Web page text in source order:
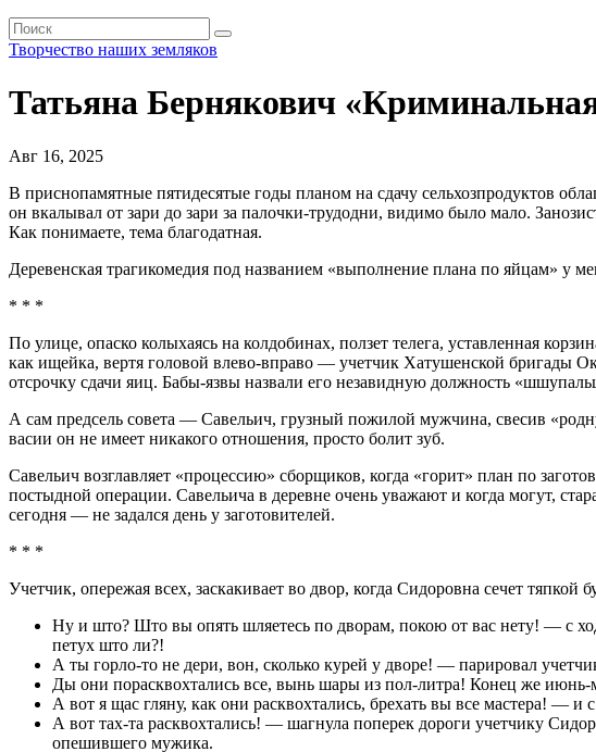
Творчество наших земляков
Татьяна Бернякович
Авг 16, 2025
В приснопамятные пятидесятые годы планом на сдачу сель­хозпродуктов
он вкалывал от зари до зари за палочки-трудодни, видимо было мало.
Как понимаете, тема благодатная.
Деревенская трагикомедия под названием «выполнение плана по яйцам» у
* * *
По улице, опаско колыхаясь на колдобинах, ползет телега, уставленная
как ищейка, вертя головой влево-вправо — учетчик Хатушенской бригады
отсрочку сдачи яиц. Бабы-язвы назвали его незавидную должность
А сам предсель совета — Савельич, грузный пожилой муж­чина, свесив
васии он не имеет никакого отношения, просто болит зуб.
Савельич возглавляет «процессию» сборщиков, когда «горит» план по
постыдной операции. Савельича в деревне очень уважают и когда могут,
сегодня — не задался день у заготовителей.
* * *
Учетчик, опережая всех, заскакивает во двор, когда Сидоровна сечет
Ну и што? Што вы опять шляетесь по дворам, покою от вас нету! — с
петух што ли?!
А ты горло-то не дери, вон, сколько курей у дворе! — пари­ровал
Ды они порасквохтались все, вынь шары из пол-литра! Конец же
А вот я щас гляну, как они расквохтались, брехать вы все мастера! —
А вот тах-та расквохтались! — шагнула поперек дороги учетчику
опешившего мужика.